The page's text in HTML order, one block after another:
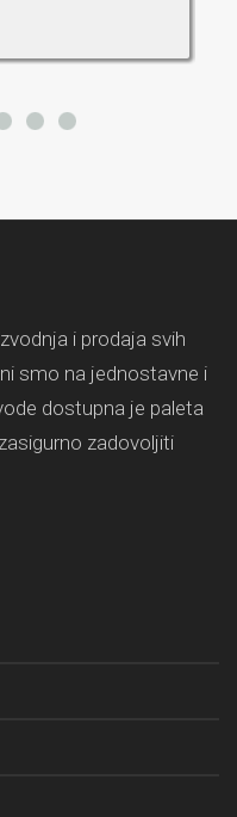
i prodaja svih
smo na jednostavne i
dostupna je paleta
zadovoljiti